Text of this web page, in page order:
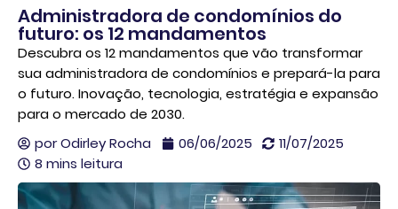
Administradora de condomínios do
futuro: os 12 mandamentos
Descubra os 12 mandamentos que vão transformar
sua administradora de condomínios e prepará-la para
o futuro. Inovação, tecnologia, estratégia e expansão
para o mercado de 2030.
porOdirley Rocha 06/06/2025
11/07/2025
8 mins leitura